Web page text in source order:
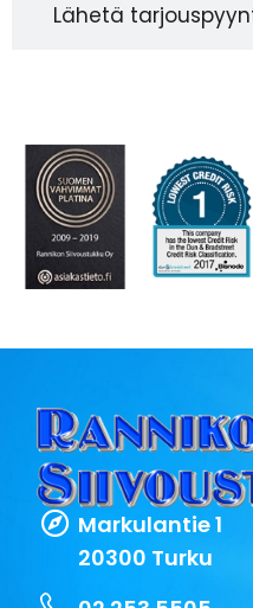
Lähetä
Markulantie 1
20300 Turku